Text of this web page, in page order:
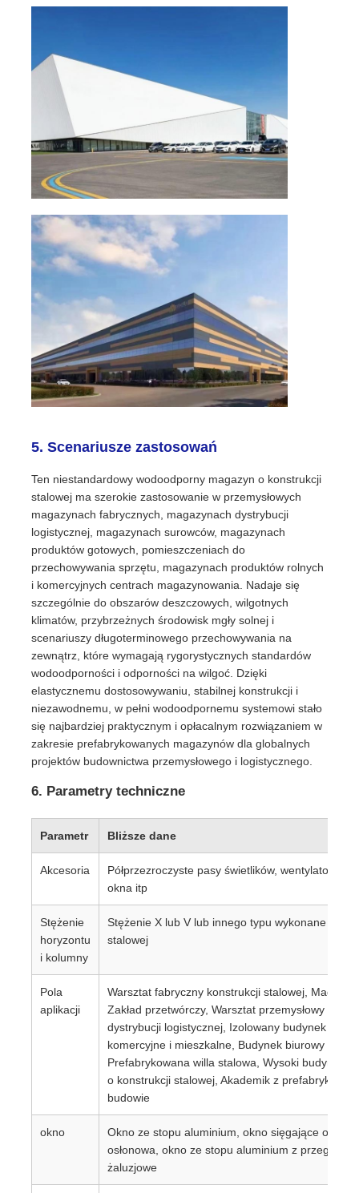
5. Scenariusze zastosowań
Ten niestandardowy wodoodporny magazyn o konstrukcji
stalowej ma szerokie zastosowanie w przemysłowych
magazynach fabrycznych, magazynach dystrybucji
logistycznej, magazynach surowców, magazynach
produktów gotowych, pomieszczeniach do
przechowywania sprzętu, magazynach produktów rolnych
i komercyjnych centrach magazynowania. Nadaje się
szczególnie do obszarów deszczowych, wilgotnych
klimatów, przybrzeżnych środowisk mgły solnej i
scenariuszy długoterminowego przechowywania na
zewnątrz, które wymagają rygorystycznych standardów
wodoodporności i odporności na wilgoć. Dzięki
elastycznemu dostosowywaniu, stabilnej konstrukcji i
niezawodnemu, w pełni wodoodpornemu systemowi stało
się najbardziej praktycznym i opłacalnym rozwiązaniem w
zakresie prefabrykowanych magazynów dla globalnych
projektów budownictwa przemysłowego i logistycznego.
6. Parametry techniczne
Parametr Bliższe dane
Akcesoria
Półprzezroczyste pasy świetlików, wentylatory,
okna itp
Stężenie
horyzontu
i kolumny
Stężenie X lub V lub innego typu wykonane z
stalowej
Pola
aplikacji
Warsztat fabryczny konstrukcji stalowej,
Zakład przetwórczy, Warsztat przemysłowy o
dystrybucji logistycznej, Izolowany budynek
komercyjne i mieszkalne, Budynek biurowy o
Prefabrykowana willa stalowa, Wysoki budynek
o konstrukcji stalowej, Akademik z
budowie
okno
Okno ze stopu aluminium, okno sięgające od
osłonowa, okno ze stopu aluminium z
żaluzjowe